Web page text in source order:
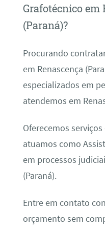
Grafotécnico em
(Paraná)?
Procurando
em Renascença
especializados em
atendemos em
Oferecemos
atuamos como
em processos
(Paraná).
Entre em contato
orçamento sem